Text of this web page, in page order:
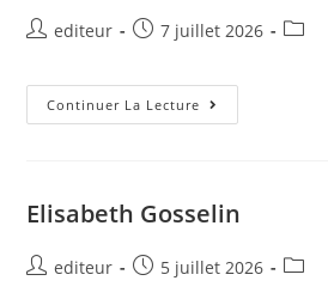
editeur 7 juillet 2026
Continuer La Lecture
Elisabeth Gosselin
editeur 5 juillet 2026